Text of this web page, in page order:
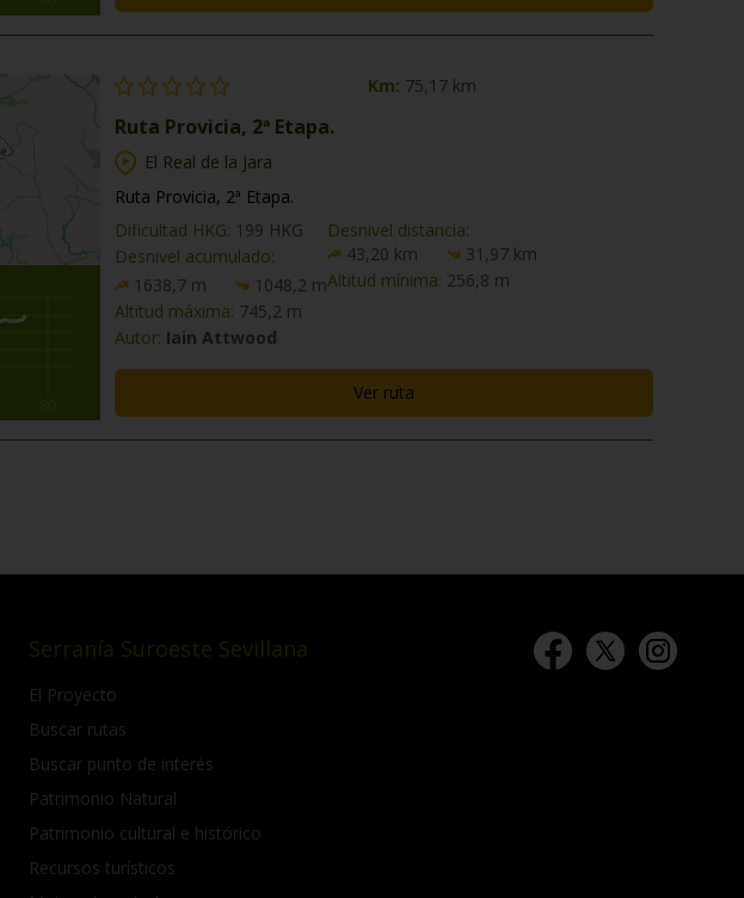
Km: 75,17 km
Ruta Provicia, 2ª Etapa.
El Real de la Jara
Ruta Provicia, 2ª Etapa.
Dificultad HKG: 199 HKG
Desnivel acumulado:
1638,7 m
1048,2 m
Altitud máxima: 745,2 m
Desnivel distancia:
43,20 km
31,97 km
Altitud mínima: 256,8 m
Autor: Iain Attwood
Ver ruta
Serranía Suroeste Sevillana
El Proyecto
Buscar rutas
Buscar punto de interés
Patrimonio Natural
Patrimonio cultural e histórico
Recursos turísticos